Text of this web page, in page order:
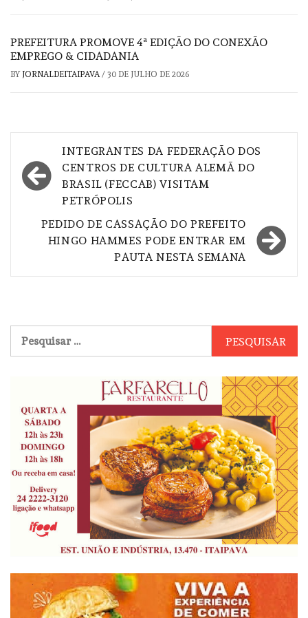
PREFEITURA PROMOVE 4ª EDIÇÃO DO CONEXÃO
EMPREGO & CIDADANIA
BY JORNALDEITAIPAVA/ 30 DE JULHO DE 2026
Navegação
de
Post
INTEGRANTES DA FEDERAÇÃO DOS
CENTROS DE CULTURA ALEMÃ DO
BRASIL (FECCAB) VISITAM
PETRÓPOLIS
PEDIDO DE CASSAÇÃO DO PREFEITO
HINGO HAMMES PODE ENTRAR EM
PAUTA NESTA SEMANA